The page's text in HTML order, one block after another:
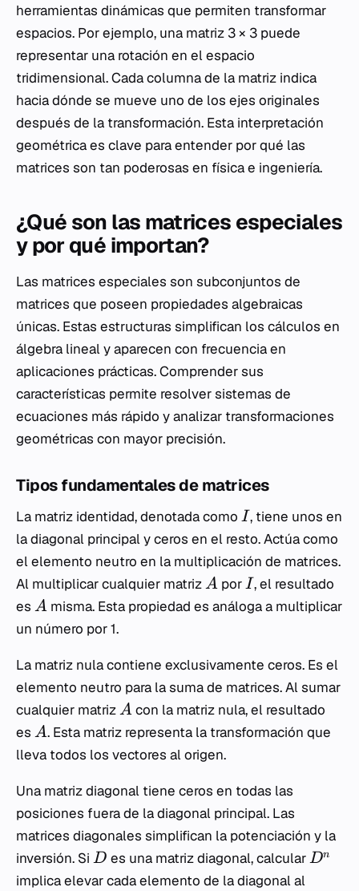
herramientas dinámicas que permiten transformar
espacios. Por ejemplo, una matriz 3 × 3 puede
representar una rotación en el espacio
tridimensional. Cada columna de la matriz indica
hacia dónde se mueve uno de los ejes originales
después de la transformación. Esta interpretación
geométrica es clave para entender por qué las
matrices son tan poderosas en física e ingeniería.
¿Qué son las matrices especiales
y por qué importan?
Las matrices especiales son subconjuntos de
matrices que poseen propiedades algebraicas
únicas. Estas estructuras simplifican los cálculos en
álgebra lineal y aparecen con frecuencia en
aplicaciones prácticas. Comprender sus
características permite resolver sistemas de
ecuaciones más rápido y analizar transformaciones
geométricas con mayor precisión.
Tipos fundamentales de matrices
La matriz identidad, denotada como I, tiene unos en
la diagonal principal y ceros en el resto. Actúa como
el elemento neutro en la multiplicación de matrices.
Al multiplicar cualquier matriz A por I, el resultado
es A misma. Esta propiedad es análoga a multiplicar
un número por 1.
La matriz nula contiene exclusivamente ceros. Es el
elemento neutro para la suma de matrices. Al sumar
cualquier matriz A con la matriz nula, el resultado
es A. Esta matriz representa la transformación que
lleva todos los vectores al origen.
Una matriz diagonal tiene ceros en todas las
posiciones fuera de la diagonal principal. Las
matrices diagonales simplifican la potenciación y la
inversión. Si D es una matriz diagonal, calcular Dn
implica elevar cada elemento de la diagonal al